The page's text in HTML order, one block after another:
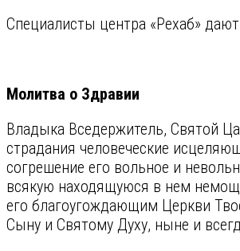
Специалисты центра «Рехаб»
Молитва о Здравии
Владыка Вседержитель, Святой
страдания человеческие
согрешение его вольное и
всякую находящуюся в нем
его благоугождающим Церкви
Сыну и Святому Духу, ныне и